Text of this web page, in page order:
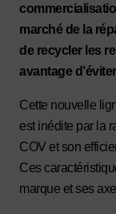
marché de la
de recycler les
avantage
Cette nouvelle
est inédite par la
COV et son
Ces
marque et ses